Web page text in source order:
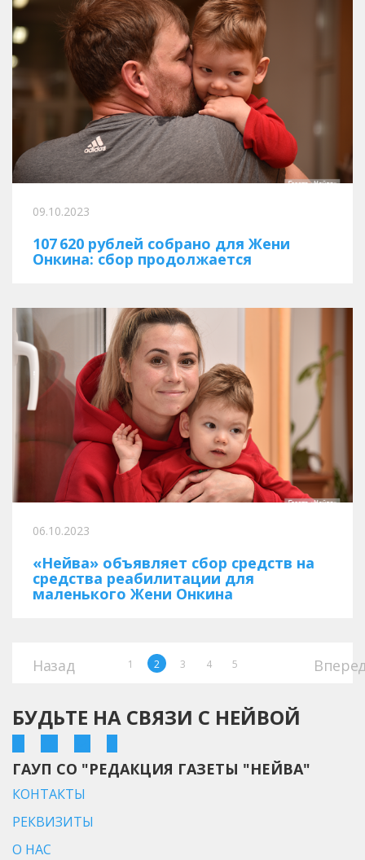
09.10.2023
107 620 рублей собрано для Жени
Онкина: сбор продолжается
06.10.2023
«Нейва» объявляет сбор средств на
средства реабилитации для
маленького Жени Онкина
Назад 1 2 3 4 5
БУДЬТЕ НА СВЯЗИ С НЕЙВОЙ
ГАУП СО "РЕДАКЦИЯ ГАЗЕТЫ "НЕЙВА"
КОНТАКТЫ
РЕКВИЗИТЫ
О НАС